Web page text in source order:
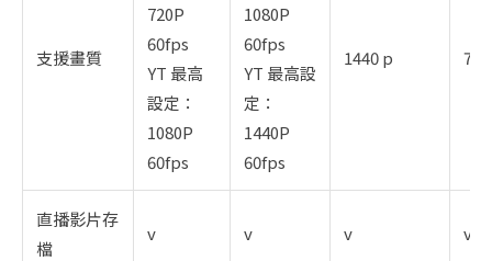
支援畫質
720P
60fps
YT 最高
設定：
1080P
60fps
1080P
60fps
YT 最高設
定：
1440P
60fps
1440 p
直播影片存
檔
v v v v